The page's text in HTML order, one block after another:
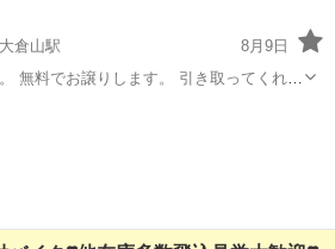
倉山駅
8月9日
無料でお譲りします。 引き取ってくれる